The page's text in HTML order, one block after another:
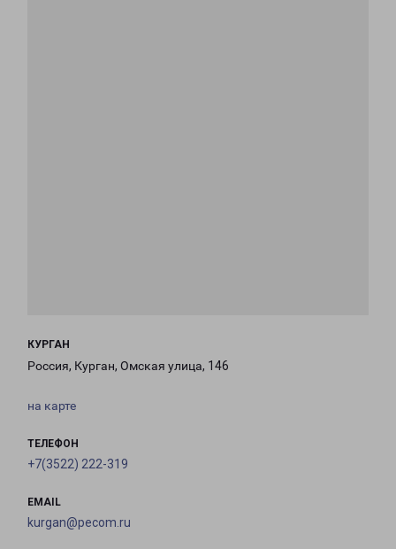
КУРГАН
Россия, Курган, Омская улица, 146
на карте
ТЕЛЕФОН
+7(3522) 222-319
EMAIL
kurgan@pecom.ru